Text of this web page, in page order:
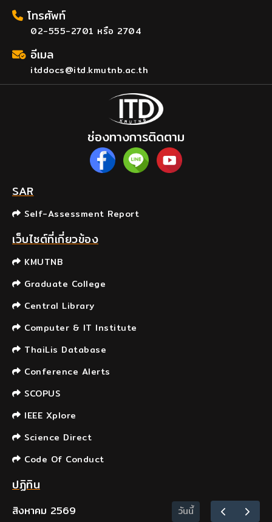
โทรศัพท์
02-555-2701 หรือ 2704
อีเมล
itddocs@itd.kmutnb.ac.th
ช่องทางการติดตาม
SAR
Self-Assessment Report
เว็บไซต์ที่เกี่ยวข้อง
KMUTNB
Graduate College
Central Library
Computer & IT Institute
ThaiLis Database
Conference Alerts
SCOPUS
IEEE Xplore
Science Direct
Code Of Conduct
ปฏิทิน
สิงหาคม 2569 วันนี้